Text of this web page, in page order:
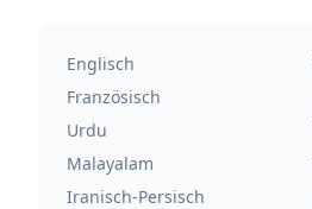
Englisch
Französisch
Urdu
Malayalam
Iranisch-Persisch